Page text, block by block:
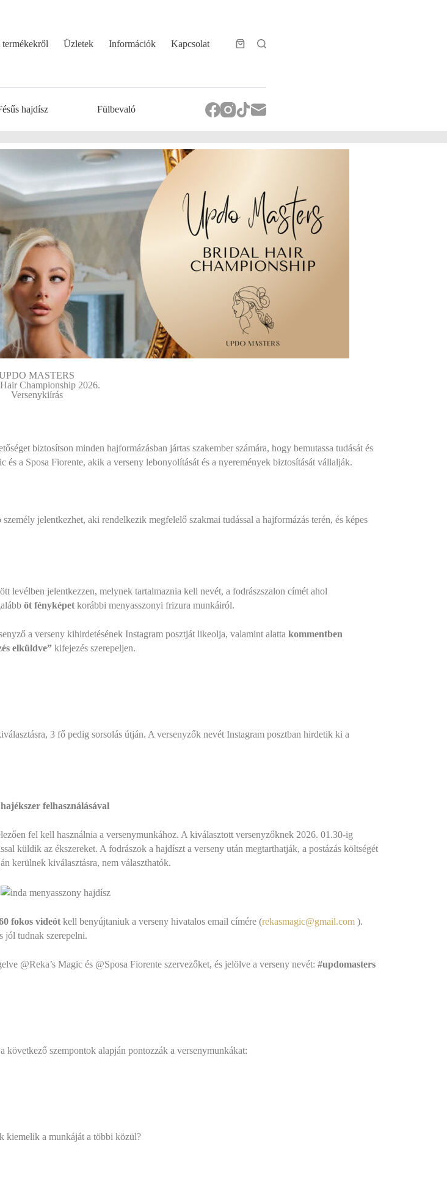
termékekről Üzletek Információk Kapcsolat
hajdísz Fülbevaló
MASTERS
Championship 2026.
Versenykiírás
biztosítson minden hajformázásban jártas szakember számára, hogy bemutassa tudását és
a Sposa Fiorente, akik a verseny lebonyolítását és a nyeremények biztosítását vállalják.
jelentkezhet, aki rendelkezik megfelelő szakmai tudással a hajformázás terén, és képes
levélben jelentkezzen, melynek tartalmaznia kell nevét, a fodrászszalon címét ahol
öt fényképet korábbi menyasszonyi frizura munkáiról.
a verseny kihirdetésének Instagram posztját likeolja, valamint alatta kommentben
elküldve” kifejezés szerepeljen.
3 fő pedig sorsolás útján. A versenyzők nevét Instagram posztban hirdetik ki a
felhasználásával
fel kell használnia a versenymunkához. A kiválasztott versenyzőknek 2026. 01.30-ig
küldik az ékszereket. A fodrászok a hajdíszt a verseny után megtarthatják, a postázás költségét
kerülnek kiválasztásra, nem választhatók.
fokos videót kell benyújtaniuk a verseny hivatalos email címére (rekasmagic@gmail.com ).
jól tudnak szerepelni.
@Reka’s Magic és @Sposa Fiorente szervezőket, és jelölve a verseny nevét: #updomasters
következő szempontok alapján pontozzák a versenymunkákat:
a munkáját a többi közül?